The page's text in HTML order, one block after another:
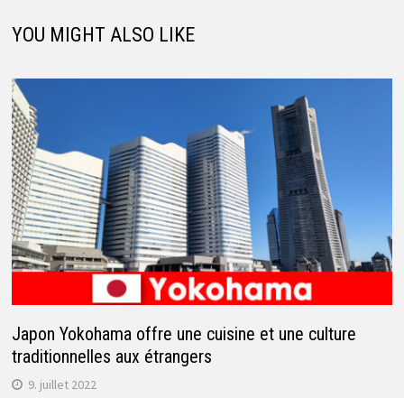
YOU MIGHT ALSO LIKE
Japon Yokohama offre une cuisine et une culture
traditionnelles aux étrangers
9. juillet 2022